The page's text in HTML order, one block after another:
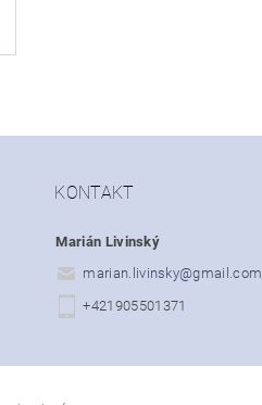
KONTAKT
Marián Livinský
marian.livinsky@gmail.com
+421905501371